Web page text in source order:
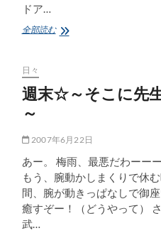
ドア…
全部読む久々
行
た。
日々
週末☆～そこに先
～
2007年6月22日
あー。 梅雨、最悪だわーー
もう、腕動かしまくりで休
間、腕が動きっぱなしで御
癒すぞー！（どうやって）
武…